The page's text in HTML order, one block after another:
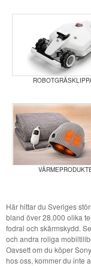
Här hittar du Sveriges
bland över 28.000 olika
fodral och skärmskydd.
och andra roliga
Oavsett om du köper
hos oss, kommer du inte